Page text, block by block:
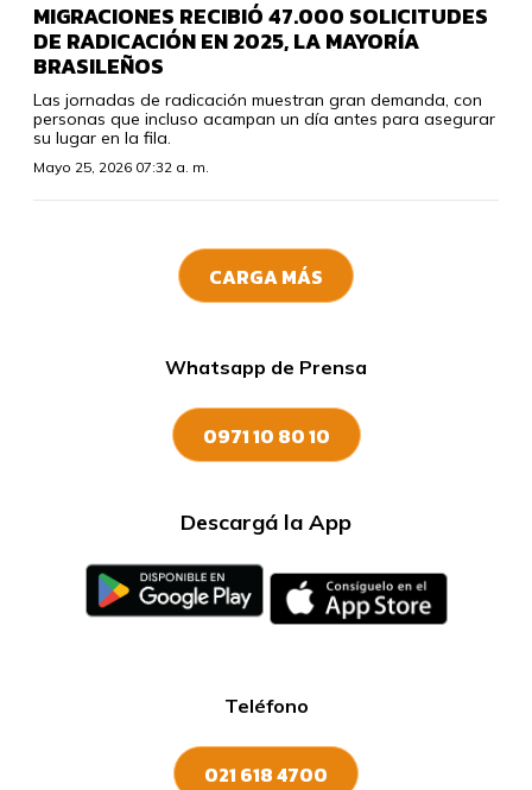
MIGRACIONES RECIBIÓ 47.000 SOLICITUDES
DE RADICACIÓN EN 2025, LA MAYORÍA
BRASILEÑOS
Las jornadas de radicación muestran gran demanda, con
personas que incluso acampan un día antes para asegurar
su lugar en la fila.
Mayo 25, 2026 07:32 a. m.
CARGA MÁS
Whatsapp de Prensa
0971 10 80 10
Descargá la App
Teléfono
021 618 4700